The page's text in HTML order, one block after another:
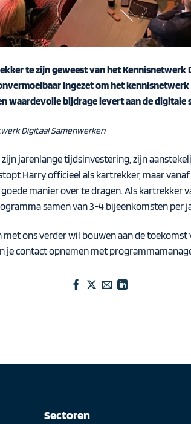
te zijn geweest van hetKennisnetwerk
ingezet om het
waardevolle bijdrage levert aan de
Digitaal Samenwerken
jarenlange tijdsinvestering, zijn
Harry officieel als kartrekker, maar
manier over te dragen. Als kartrekker
samen van 3-4 bijeenkomsten per
ons verder wil bouwen aan de
je contact opnemen met
Sectoren